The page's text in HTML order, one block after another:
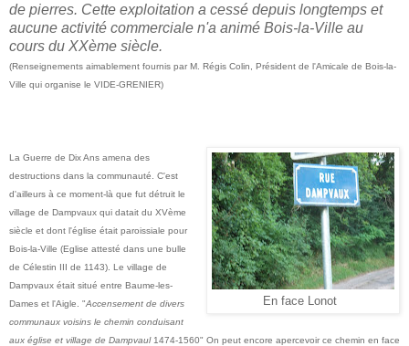
de pierres. Cette exploitation a cessé depuis longtemps et
aucune activité commerciale n'a animé Bois-la-Ville au
cours du XXème siècle.
(Renseignements aimablement fournis par M. Régis Colin, Président de l'Amicale de Bois-la-
Ville qui organise le VIDE-GRENIER)
En face Lonot
La Guerre de Dix Ans amena des
destructions dans la communauté. C'est
d'ailleurs à ce moment-là que fut détruit le
village de Dampvaux qui datait du XVème
siècle et dont l'église était paroissiale pour
Bois-la-Ville (Eglise attesté dans une bulle
de Célestin III de 1143). Le village de
Dampvaux était situé entre Baume-les-
Dames et l'Aigle. "Accensement de divers
communaux voisins le chemin conduisant
aux église et village de Dampvaul 1474-1560" On peut encore apercevoir ce chemin en face